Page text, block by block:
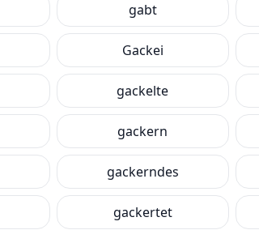
gabt
Gackei
gackelte
gackern
gackerndes
gackertet